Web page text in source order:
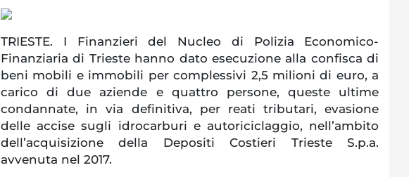
TRIESTE. I Finanzieri del Nucleo di Polizia Economico-
Finanziaria di Trieste hanno dato esecuzione alla confisca di
beni mobili e immobili per complessivi 2,5 milioni di euro, a
carico di due aziende e quattro persone, queste ultime
condannate, in via definitiva, per reati tributari, evasione
delle accise sugli idrocarburi e autoriciclaggio, nell’ambito
dell’acquisizione della Depositi Costieri Trieste S.p.a.
avvenuta nel 2017.